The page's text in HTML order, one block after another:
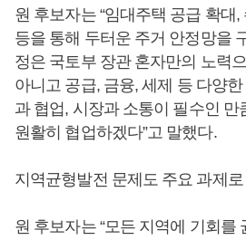
원 후보자는 “임대주택 공급 확대
등을 통해 두터운 주거 안정망을
정은 국토부 장관 혼자만의 노력
아니고 공급, 금융, 세제 등 다양
과 협업, 시장과 소통이 필수인 만
원활히 협업하겠다”고 말했다.
지역균형발전 문제도 주요 과제
원 후보자는 “모든 지역에 기회를